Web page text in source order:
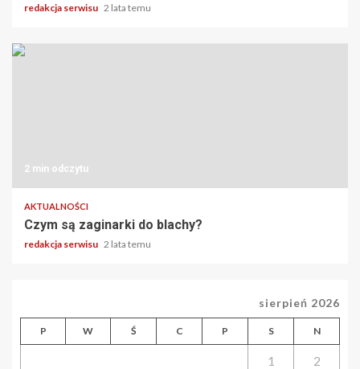
redakcja serwisu 2 lata temu
2 min odczytu
AKTUALNOŚCI
Czym są zaginarki do blachy?
redakcja serwisu 2 lata temu
sierpień 2026
P W Ś C P S N
1 2